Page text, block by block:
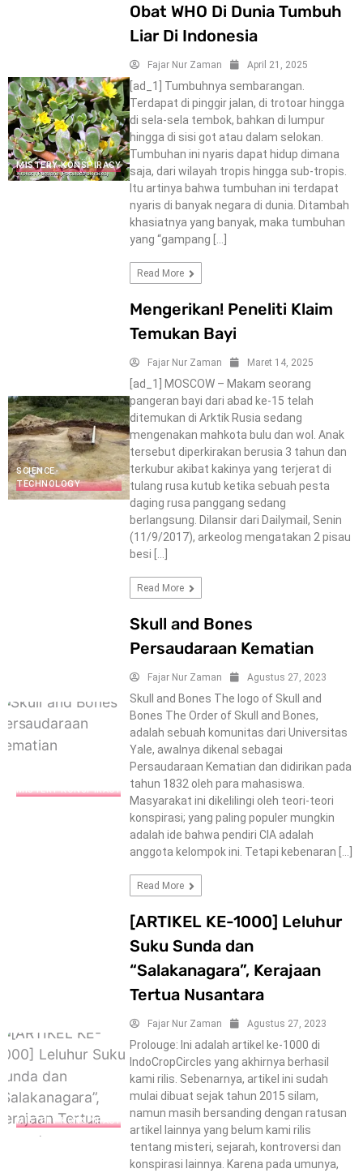
MISTERY-KONSPIRACY
Obat WHO Di Dunia Tumbuh
Liar Di Indonesia
Fajar Nur Zaman April 21, 2025
[ad_1] Tumbuhnya sembarangan.
Terdapat di pinggir jalan, di trotoar hingga
di sela-sela tembok, bahkan di lumpur
hingga di sisi got atau dalam selokan.
Tumbuhan ini nyaris dapat hidup dimana
saja, dari wilayah tropis hingga sub-tropis.
Itu artinya bahwa tumbuhan ini terdapat
nyaris di banyak negara di dunia. Ditambah
khasiatnya yang banyak, maka tumbuhan
yang “gampang […]
Read More
SCIENCE-
TECHNOLOGY
Mengerikan! Peneliti Klaim
Temukan Bayi
Fajar Nur Zaman Maret 14, 2025
[ad_1] MOSCOW – Makam seorang
pangeran bayi dari abad ke-15 telah
ditemukan di Arktik Rusia sedang
mengenakan mahkota bulu dan wol. Anak
tersebut diperkirakan berusia 3 tahun dan
terkubur akibat kakinya yang terjerat di
tulang rusa kutub ketika sebuah pesta
daging rusa panggang sedang
berlangsung. Dilansir dari Dailymail, Senin
(11/9/2017), arkeolog mengatakan 2 pisau
besi […]
Read More
MISTERY-KONSPIRACY
Skull and Bones
Persaudaraan Kematian
Fajar Nur Zaman Agustus 27, 2023
Skull and Bones The logo of Skull and
Bones The Order of Skull and Bones,
adalah sebuah komunitas dari Universitas
Yale, awalnya dikenal sebagai
Persaudaraan Kematian dan didirikan pada
tahun 1832 oleh para mahasiswa.
Masyarakat ini dikelilingi oleh teori-teori
konspirasi; yang paling populer mungkin
adalah ide bahwa pendiri CIA adalah
anggota kelompok ini. Tetapi kebenaran […]
Read More
MISTERY-KONSPIRACY
[ARTIKEL KE-1000] Leluhur
Suku Sunda dan
“Salakanagara”, Kerajaan
Tertua Nusantara
Fajar Nur Zaman Agustus 27, 2023
Prolouge: Ini adalah artikel ke-1000 di
IndoCropCircles yang akhirnya berhasil
kami rilis. Sebenarnya, artikel ini sudah
mulai dibuat sejak tahun 2015 silam,
namun masih bersanding dengan ratusan
artikel lainnya yang belum kami rilis
tentang misteri, sejarah, kontroversi dan
konspirasi lainnya. Karena pada umunya,